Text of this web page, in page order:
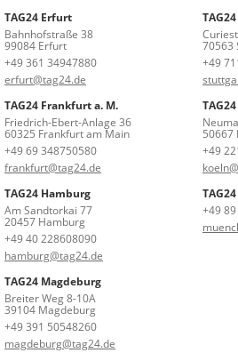
TAG24 Erfurt
Bahnhofstraße 38
99084 Erfurt
+49 361 34947880
erfurt@tag24.de
70563
+49
TAG24 Frankfurt a. M.
Friedrich-Ebert-Anlage 36
60325 Frankfurt am Main
+49 69 348750580
frankfurt@tag24.de
50667
+49
TAG24 Hamburg
Am Sandtorkai 77
20457 Hamburg
+49 40 228608090
hamburg@tag24.de
+49
TAG24 Magdeburg
Breiter Weg 8-10A
39104 Magdeburg
+49 391 50548260
magdeburg@tag24.de